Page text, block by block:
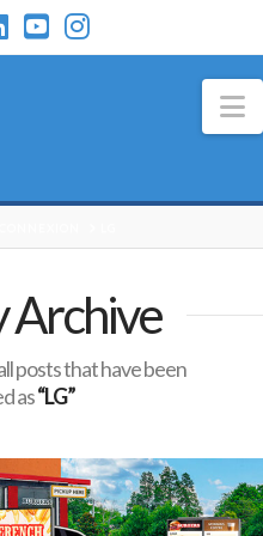
Archive
posts that have been
as“LG”